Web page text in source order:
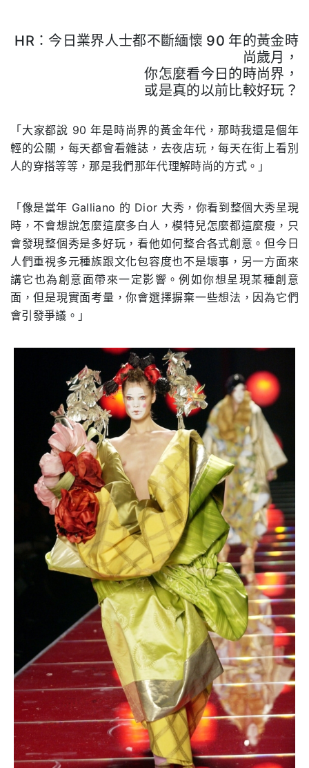
HR：今日業界人士都不斷緬懷 90 年的黃金時
尚歲月，
你怎麼看今日的時尚界，
或是真的以前比較好玩？
「大家都說 90 年是時尚界的黃金年代，那時我還是個年
輕的公關，每天都會看雜誌，去夜店玩，每天在街上看別
人的穿搭等等，那是我們那年代理解時尚的方式。」
「像是當年 Galliano 的 Dior 大秀，你看到整個大秀呈現
時，不會想說怎麼這麼多白人，模特兒怎麼都這麼瘦，只
會發現整個秀是多好玩，看他如何整合各式創意。但今日
人們重視多元種族跟文化包容度也不是壞事，另一方面來
講它也為創意面帶來一定影響。例如你想呈現某種創意
面，但是現實面考量，你會選擇摒棄一些想法，因為它們
會引發爭議。」